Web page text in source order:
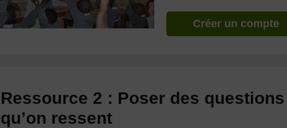
Créer un compte
Ressource 2 : Poser des
qu’on ressent